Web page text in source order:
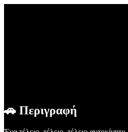
🚗 Περιγραφή